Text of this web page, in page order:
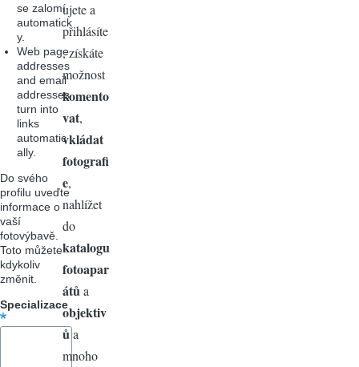
se zalomí
automatick
y.
Web page
addresses
and email
addresses
turn into
links
automatic
ally.
Do svého
profilu uveďte
informace o
vaší
fotovýbavě.
Toto můžete
kdykoliv
změnit.
Specializace
ujete a
přihlásíte
, získáte
možnost
komento
vat,
vkládat
fotografi
e,
nahlížet
do
katalogu
fotoapar
átů a
objektiv
ůa
mnoho